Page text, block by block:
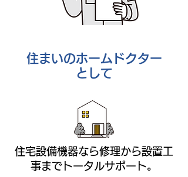
住まいのホームドクター
として
住宅設備機器なら修理から設置工
事までトータルサポート。